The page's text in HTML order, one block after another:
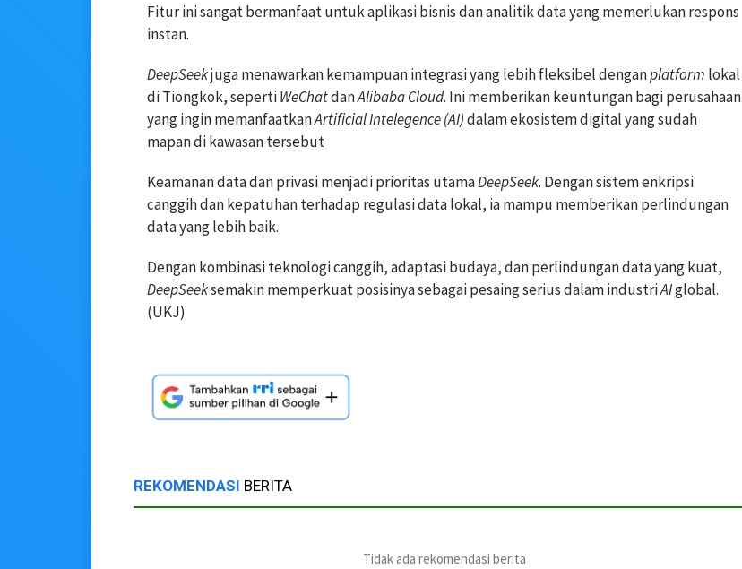
Fitur ini sangat bermanfaat untuk aplikasi bisnis dan analitik data yang memerlukan respons
instan.
DeepSeekjuga menawarkan kemampuan integrasi yang lebih fleksibel denganplatform lokal
di Tiongkok, sepertiWeChatdanAlibaba Cloud. Ini memberikan keuntungan bagi perusahaan
yang ingin memanfaatkanArtificial Intelegence (AI)dalam ekosistem digital yang sudah
mapan di kawasan tersebut
Keamanan data dan privasi menjadi prioritas utamaDeepSeek. Dengan sistem enkripsi
canggih dan kepatuhan terhadap regulasi data lokal, ia mampu memberikan perlindungan
data yang lebih baik.
Dengan kombinasi teknologi canggih, adaptasi budaya, dan perlindungan data yang kuat,
DeepSeeksemakin memperkuat posisinya sebagai pesaing serius dalam industriAIglobal.
(UKJ)
REKOMENDASI BERITA
Tidak ada rekomendasi berita